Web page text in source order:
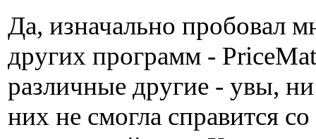
Да, изначально пробовал
других программ -
различные другие - увы,
них не смогла справится